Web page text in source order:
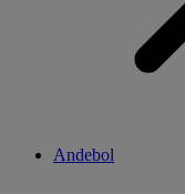
Andebol